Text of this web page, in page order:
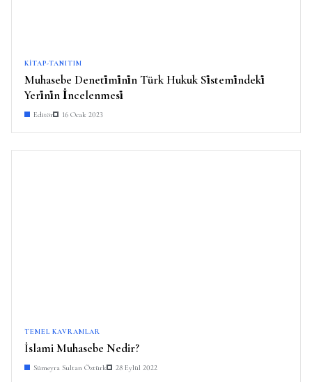
KITAP-TANITIM
Muhasebe Deneti̇mi̇ni̇n Türk Hukuk Si̇stemi̇ndeki̇
Yeri̇ni̇n İncelenmesi̇
Editör 16 Ocak 2023
TEMEL KAVRAMLAR
İslami Muhasebe Nedir?
Sümeyra Sultan Öztürk 28 Eylül 2022